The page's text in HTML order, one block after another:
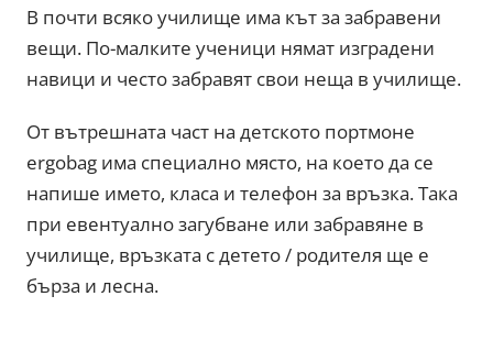
В почти всяко училище има кът за забравени
вещи. По-малките ученици нямат изградени
навици и често забравят свои неща в училище.
От вътрешната част на детското портмоне
ergobag има специално място, на което да се
напише името, класа и телефон за връзка. Така
при евентуално загубване или забравяне в
училище, връзката с детето / родителя ще е
бърза и лесна.